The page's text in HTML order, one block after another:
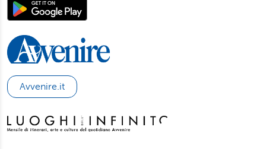
Avvenire.it